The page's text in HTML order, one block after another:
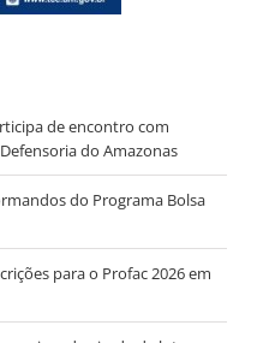
de encontro com
do Amazonas
do Programa Bolsa
para o Profac 2026 em